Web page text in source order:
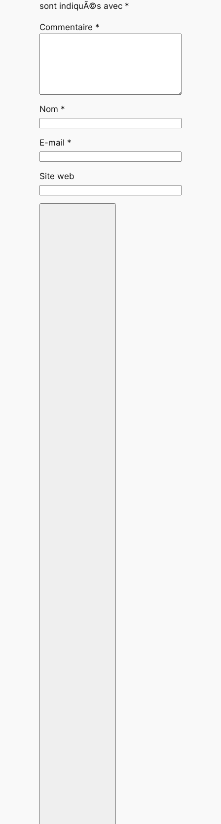
sont indiquÃ©s avec *
Commentaire *
Nom *
E-mail *
Site web